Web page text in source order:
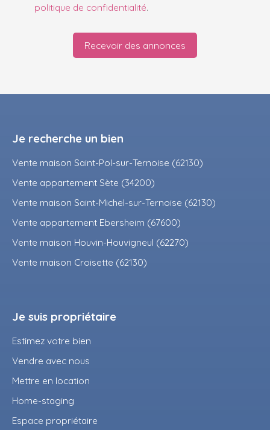
politique de confidentialité.
Recevoir des annonces
Je recherche un bien
Vente maison Saint-Pol-sur-Ternoise (62130)
Vente appartement Sète (34200)
Vente maison Saint-Michel-sur-Ternoise (62130)
Vente appartement Ebersheim (67600)
Vente maison Houvin-Houvigneul (62270)
Vente maison Croisette (62130)
Je suis propriétaire
Estimez votre bien
Vendre avec nous
Mettre en location
Home-staging
Espace propriétaire